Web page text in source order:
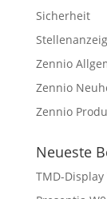
Sicherheit
Zennio
Zennio
Zennio
Neueste
TMD-Display